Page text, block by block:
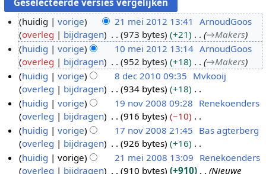
1
e
2
1
huidig vorige 21 mei 2012 13:41
ArnoudGoos
overleg
bijdragen 973 bytes +21 →Makers
0
e
2
1
huidig vorige 10 mei 2012 13:14 ArnoudGoos
overleg
bijdragen 952 bytes +18 →Makers
d
c
0
huidig vorige 8 dec 2010 09:35 Mvkooij
overleg
bijdragen 934 bytes
+18
G
e
e
n
b
e
9
o
huidig vorige 19 nov 2008 09:28 Renekoenders
overleg
bijdragen 916 bytes
−10
G
e
e
n
7
huidig vorige 17 nov 2008 21:45 Bas agterberg
overleg
bijdragen 926 bytes
+16
G
e
huidig vorige 21 mei 2008 13:09 Renekoenders
overleg
bijdragen 910 bytes +910
Nieuwe